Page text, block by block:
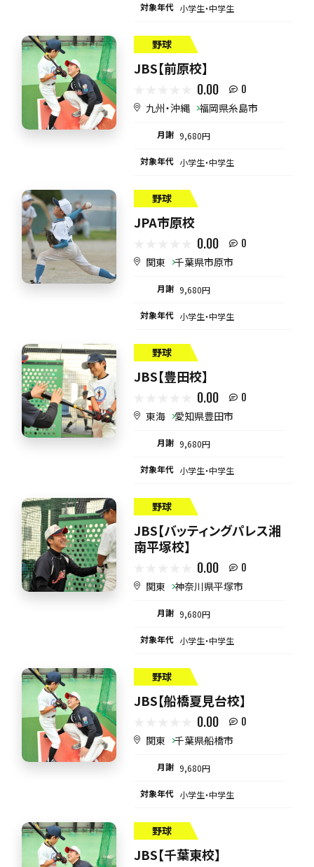
対象年代 小学生・中学生
野球
JBS【前原校】
0.00 0
九州・沖縄 福岡県糸島市
月謝 9,680円
対象年代 小学生・中学生
野球
JPA市原校
0.00 0
関東 千葉県市原市
月謝 9,680円
対象年代 小学生・中学生
野球
JBS【豊田校】
0.00 0
東海 愛知県豊田市
月謝 9,680円
対象年代 小学生・中学生
野球
JBS【バッティングパレス湘
南平塚校】
0.00 0
関東 神奈川県平塚市
月謝 9,680円
対象年代 小学生・中学生
野球
JBS【船橋夏見台校】
0.00 0
関東 千葉県船橋市
月謝 9,680円
対象年代 小学生・中学生
野球
JBS【千葉東校】